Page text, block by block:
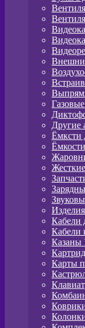
Другие
Ёмксти
Кабели
Кабели
Казаны
Карты